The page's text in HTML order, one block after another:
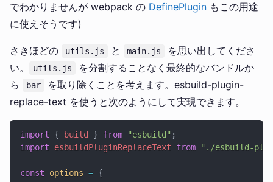
でわかりませんが webpack の DefinePlugin もこの用途
に使えそうです)
さきほどの utils.js と main.js
を思い出してくださ
い。
utils.js
を分割することなく最終的なバンドルか
ら
bar
を取り除くことを考えます。esbuild-plugin-
replace-text を使うと次のようにして実現できます。
import { build } from "esbuild" ;
import esbuildPluginReplaceText from "./esbuild-
const options = {